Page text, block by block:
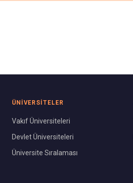
ÜNIVERSITELER
Vakıf Üniversiteleri
Devlet Üniversiteleri
Üniversite Sıralaması